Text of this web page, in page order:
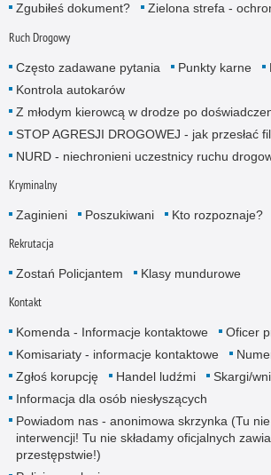
Zgubiłeś dokument?
Zielona strefa -
Ruch Drogowy
Często zadawane pytania Punkty karne
Kontrola autokarów
Z młodym kierowcą w drodze po
STOP AGRESJI DROGOWEJ - jak przesłać
NURD - niechronieni uczestnicy ruchu
Kryminalny
Zaginieni Poszukiwani Kto rozpoznaje?
Rekrutacja
Zostań Policjantem Klasy mundurowe
Kontakt
Komenda - Informacje kontaktowe
Oficer
Komisariaty - informacje kontaktowe
Zgłoś korupcję
Handel ludźmi
Skargi/
Informacja dla osób niesłyszących
Powiadom nas - anonimowa skrzynka (Tu
interwencji! Tu nie składamy oficjalnych
przestępstwie!)